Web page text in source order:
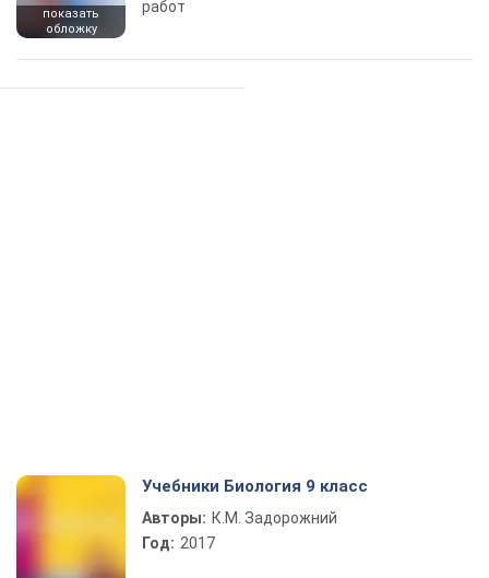
показать
обложку
работ
Учебники Биология 9 класс
Авторы: К.М. Задорожний
Год: 2017